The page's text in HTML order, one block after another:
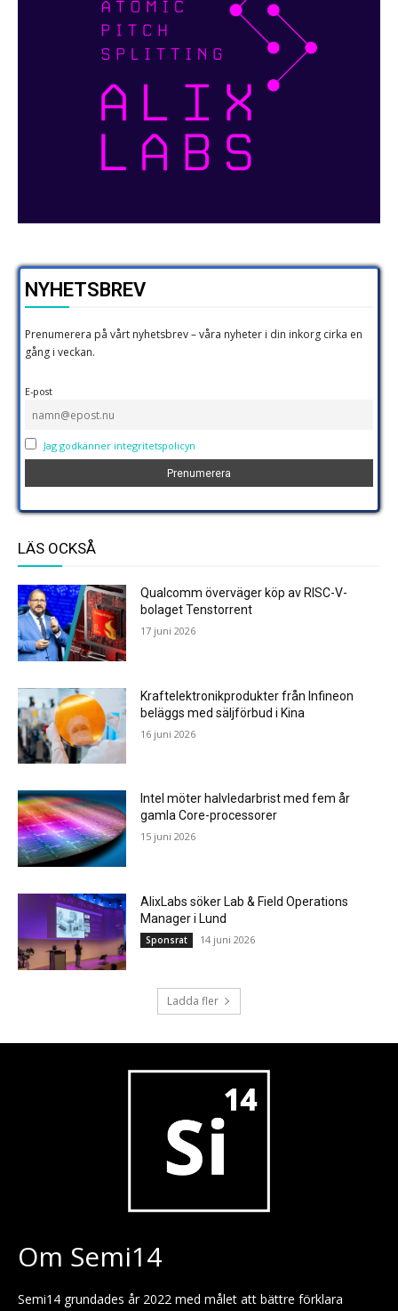
NYHETSBREV
Prenumerera på vårt nyhetsbrev – våra nyheter i din inkorg cirka en
gång i veckan.
E-post
Jag godkänner integritetspolicyn
LÄS OCKSÅ
Qualcomm överväger köp av RISC-V-
bolaget Tenstorrent
17 juni 2026
Kraftelektronikprodukter från Infineon
beläggs med säljförbud i Kina
16 juni 2026
Intel möter halvledarbrist med fem år
gamla Core-processorer
15 juni 2026
AlixLabs söker Lab & Field Operations
Manager i Lund
Sponsrat 14 juni 2026
Ladda fler
Om Semi14
Semi14 grundades år 2022 med målet att bättre förklara